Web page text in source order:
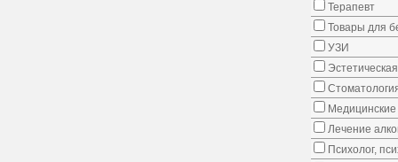
Терапевт
Товары для
УЗИ
Медицинские
Лечение
Психолог,